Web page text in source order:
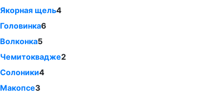
Якорная щель4
Головинка6
Волконка5
Чемитоквадже2
Солоники4
Макопсе3